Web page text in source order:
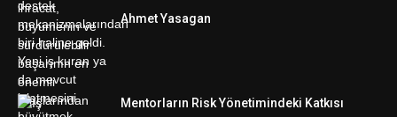
Ahmet Yasagan
Mentorların Risk Yönetimindeki Katkısı